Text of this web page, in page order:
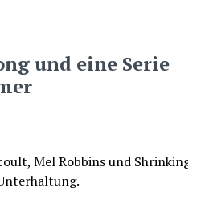
und eine Serie